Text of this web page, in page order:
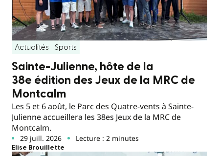
Actualités Sports
Sainte-Julienne, hôte de la
38e édition des Jeux de la MRC de
Montcalm
Les 5 et 6 août, le Parc des Quatre-vents à Sainte-
Julienne accueillera les 38es Jeux de la MRC de
Montcalm.
29 juill. 2026 Lecture : 2 minutes
Elise Brouillette